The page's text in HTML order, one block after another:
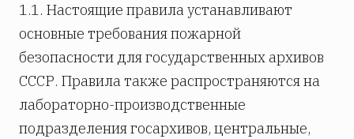
1.1. Настоящие правила устанавливают
основные требования пожарной
безопасности для государственных архивов
СССР. Правила также распространяются на
лабораторно-производственные
подразделения госархивов, центральные,